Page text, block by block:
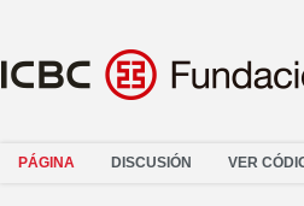
PÁGINA DISCUSIÓN VER